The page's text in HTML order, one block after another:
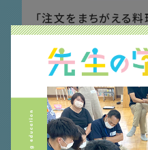
「注文をまちがえる
NHKディレクターの
株式会社小国士朗事務所 代表取